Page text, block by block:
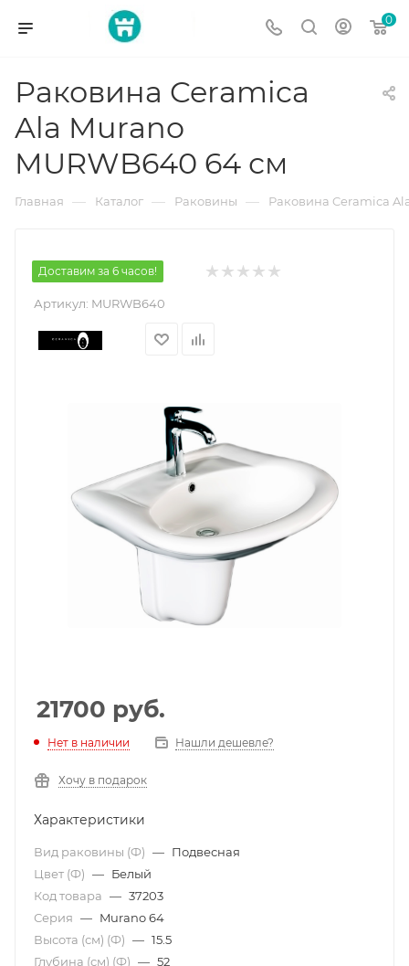
0
Раковина Ceramica
Ala Murano
MURWB640 64 см
Главная — Каталог — Раковины — Раковина Ceramica
Доставим за 6 часов!
Артикул: MURWB640
21700 руб.
Нет в наличии Нашли дешевле?
Хочу в подарок
Характеристики
Вид раковины (Ф) — Подвесная
Цвет (Ф) — Белый
Код товара — 37203
Серия — Murano 64
Высота (см) (Ф) — 15.5
Глубина (см) (Ф) — 52